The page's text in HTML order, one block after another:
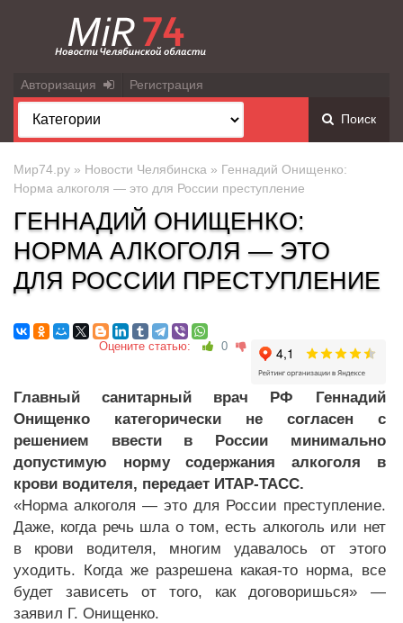
Авторизация Регистрация
Поиск
Мир74.ру » Новости Челябинска » Геннадий Онищенко:
Норма алкоголя — это для России преступление
ГЕННАДИЙ ОНИЩЕНКО:
НОРМА АЛКОГОЛЯ — ЭТО
ДЛЯ РОССИИ ПРЕСТУПЛЕНИЕ
Оцените статью: 0
Главный санитарный врач РФ Геннадий
Онищенко категорически не согласен с
решением ввести в России минимально
допустимую норму содержания алкоголя в
крови водителя, передает ИТАР-ТАСС.
«Норма алкоголя — это для России преступление.
Даже, когда речь шла о том, есть алкоголь или нет
в крови водителя, многим удавалось от этого
уходить. Когда же разрешена какая-то норма, все
будет зависеть от того, как договоришься» —
заявил Г. Онищенко.